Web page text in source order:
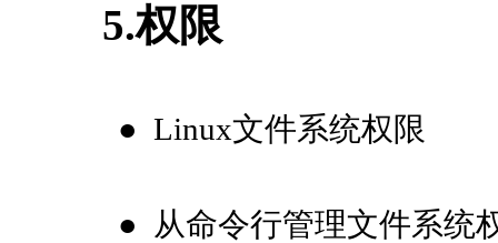
5.权限
● Linux文件系统权限
● 从命令行管理文件系统